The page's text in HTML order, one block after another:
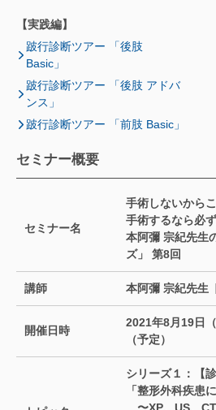
【実践編】
跛行診断ツアー 「後肢
Basic」
跛行診断ツアー 「後肢 アドバ
ンス」
跛行診断ツアー 「前肢 Basic」
セミナー概要
セミナー名
手術しないから
手術するなら必
本阿彌 宗紀先生
ズ」 第8回
講師 本阿彌 宗紀先生
開催日時
2021年8月19日
（予定）
シリーズ１：【診
「整形外科疾患
〜XP、US、